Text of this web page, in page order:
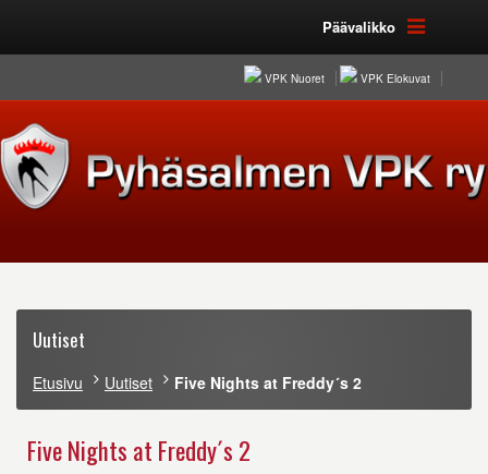
Päävalikko
VPK Nuoret VPK Elokuvat
Uutiset
Etusivu Uutiset Five Nights at Freddy´s 2
Five Nights at Freddy´s 2